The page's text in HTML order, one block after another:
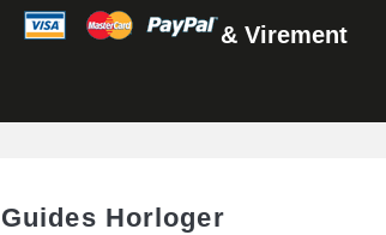
& Virement
Guides Horloger